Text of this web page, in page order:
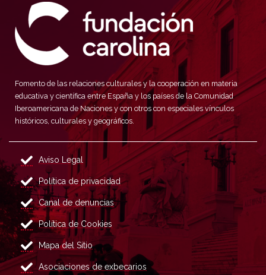
Fomento de las relaciones culturales y la cooperación en materia
educativa y científica entre España y los países de la Comunidad
Iberoamericana de Naciones y con otros con especiales vínculos
históricos, culturales y geográficos.
Aviso Legal
Política de privacidad
Canal de denuncias
Política de Cookies
Mapa del Sitio
Asociaciones de exbecarios